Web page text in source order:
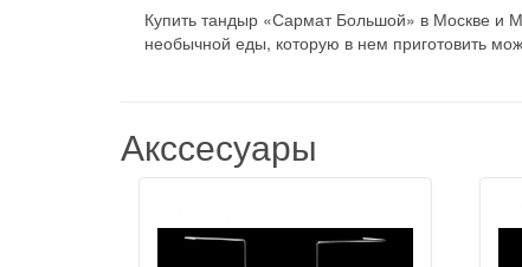
Купить тандыр «Сармат Большой» в Москве и
необычной еды, которую в нем приготовить
Акссесуары